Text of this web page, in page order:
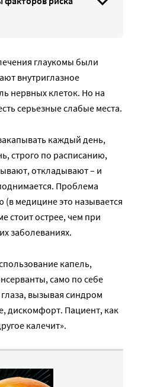
глаукомы были
внутриглазное
нервных клеток. Но на
серьезные слабые места.
каждый день,
строго по расписанию,
откладывают – и
Проблема
медицине это называется
стоит острее, чем при
заболеваниях.
капель,
само по себе
вызывая синдром
дискомфорт. Пациент, как
калечит».